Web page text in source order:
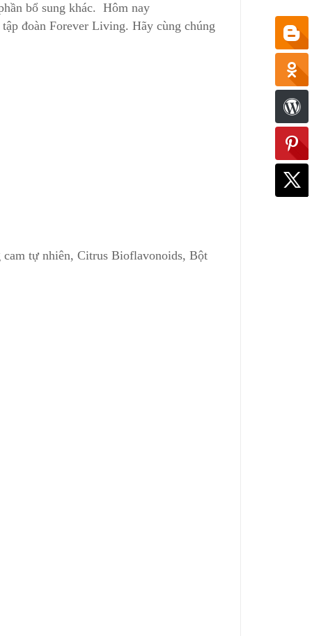
bổ sung khác. Hôm nay
đoàn Forever Living. Hãy cùng chúng
tự nhiên, Citrus Bioflavonoids, Bột